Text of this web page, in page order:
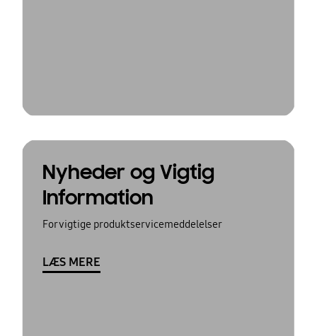
Nyheder og Vigtig
Information
For vigtige produktservicemeddelelser
LÆS MERE